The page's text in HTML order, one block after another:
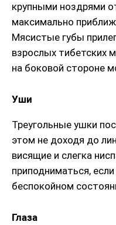
крупными ноздрями
максимально
Мясистые губы
взрослых тибетских
на боковой стороне
Уши
Треугольные ушки
этом не доходя до
висящие и слегка
приподниматься,
беспокойном
Глаза